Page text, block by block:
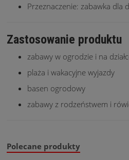
Przeznaczenie: zabawka dla
Zastosowanie produktu
zabawy w ogrodzie i na
plaża i wakacyjne wyjazdy
basen ogrodowy
zabawy z rodzeństwem i
Polecane produkty